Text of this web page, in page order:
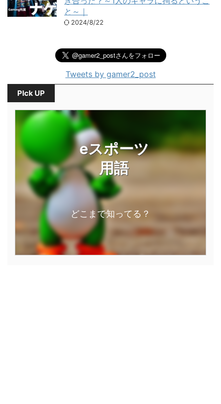
と～｜
2024/8/22
Tweets by gamer2_post
PIck UP
eスポーツ
用語
どこまで知ってる？